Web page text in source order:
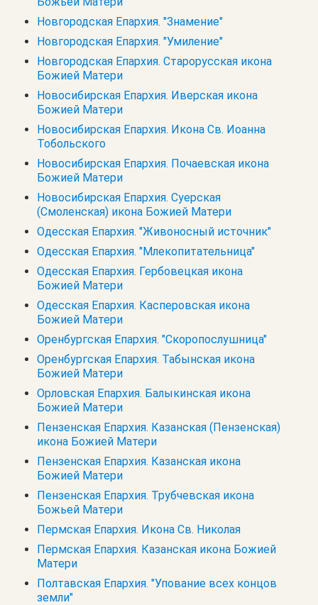
Новгородская Епархия. "Знамение"
Новгородская Епархия. "Умиление"
Новгородская Епархия. Старорусская икона
Божией Матери
Новосибирская Епархия. Иверская икона
Божией Матери
Новосибирская Епархия. Икона Св. Иоанна
Тобольского
Новосибирская Епархия. Почаевская икона
Божией Матери
Новосибирская Епархия. Суерская
(Смоленская) икона Божией Матери
Одесская Епархия. "Живоносный источник"
Одесская Епархия. "Млекопитательница"
Одесская Епархия. Гербовецкая икона
Божией Матери
Одесская Епархия. Касперовская икона
Божией Матери
Оренбургская Епархия. "Скоропослушница"
Оренбургская Епархия. Табынская икона
Божией Матери
Орловская Епархия. Балыкинская икона
Божией Матери
Пензенская Епархия. Казанская (Пензенская)
икона Божией Матери
Пензенская Епархия. Казанская икона
Божией Матери
Пензенская Епархия. Трубчевская икона
Божьей Матери
Пермская Епархия. Икона Св. Николая
Пермская Епархия. Казанская икона Божией
Матери
Полтавская Епархия. "Упование всех концов
земли"